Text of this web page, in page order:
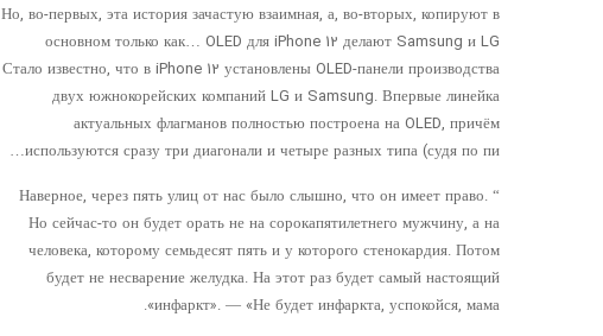
Но, во-первых, эта история зачастую взаимная, а, во-вторых, копируют в
основном только как… OLED для iPhone 12 делают Samsung и LG
Стало известно, что в iPhone 12 установлены OLED-панели производства
двух южнокорейских компаний LG и Samsung. Впервые линейка
актуальных флагманов полностью построена на OLED, причём
используются сразу три диагонали и четыре разных типа (судя по пи…
“ Наверное, через пять улиц от нас было слышно, что он имеет право.
Но сейчас-то он будет орать не на сорокапятилетнего мужчину, а на
человека, которому семьдесят пять и у которого стенокардия. Потом
будет не несварение желудка. На этот раз будет самый настоящий
инфаркт». — «Не будет инфаркта, успокойся, мама».